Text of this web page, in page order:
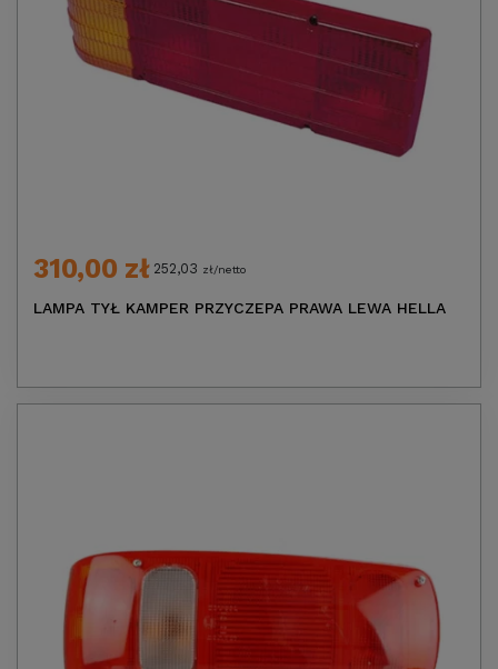
310,00 zł 252,03 zł/netto
LAMPA TYŁ KAMPER PRZYCZEPA PRAWA LEWA HELLA